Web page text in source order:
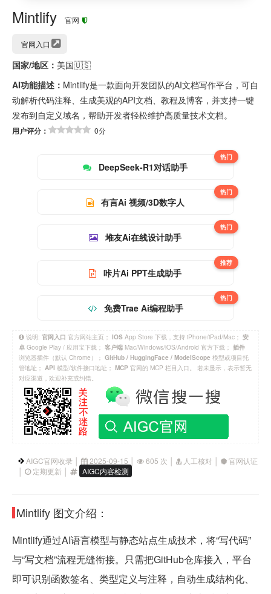
Mintlify 官网
官网入口
国家/地区： 美国🇺🇸
AI功能描述： Mintlify是一款面向开发团队的AI文档写作平台，可自
动解析代码注释、生成美观的API文档、教程及博客，并支持一键
发布到自定义域名，帮助开发者轻松维护高质量技术文档。
用户评分： 0分
DeepSeek-R1对话助手
热门
有言Ai 视频/3D数字人
热门
堆友Ai在线设计助手
热门
咔片Ai PPT生成助手
推荐
免费Trae Ai编程助手
热门
说明: 官网入口 官方网站主页； IOS App Store 下载，支持 iPhone/iPad/Mac； 安
卓 Google Play / 应用宝下载； 客户端 Mac/Windows/iOS/Android 官方下载； 插件
浏览器插件（默认 Chrome）； GitHub / HuggingFace / ModelScope 模型或项目托
管地址； API 模型/软件接口地址； MCP 官网的 MCP 栏目入口。 若未显示，表示暂无
对应渠道，欢迎补充或纠错。
AIGC官网收录 │ 2025-09-15 │ 605 次 │ 人工核对 │
官网认证
│
定期更新 │ AIGC内容检测
Mintlify 图文介绍：
Mintlify通过AI语言模型与静态站点生成技术，将“写代码”
与“写文档”流程无缝衔接。只需把GitHub仓库接入，平台
即可识别函数签名、类型定义与注释，自动生成结构化、